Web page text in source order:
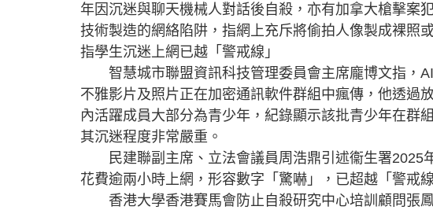
年因沉迷與聊天機械人對話後自殺，亦有加拿大槍擊案
技術製造的網絡陷阱，指網上充斥將偷拍人像製成裸照
指學生沉迷上網已越「警戒線」
智慧城市聯盟資訊科技管理委員會主席龐博文指，
不雅影片及照片正在加密通訊軟件群組中瘋傳，他透過
內活躍成員大部分為青少年，紀錄顯示該批青少年在群
其沉迷程度非常嚴重。
民建聯副主席、立法會議員周浩鼎引述衞生署2025
花費逾兩小時上網，形容數字「驚嚇」，已超越「警戒
香港大學香港賽馬會防止自殺研究中心培訓顧問張